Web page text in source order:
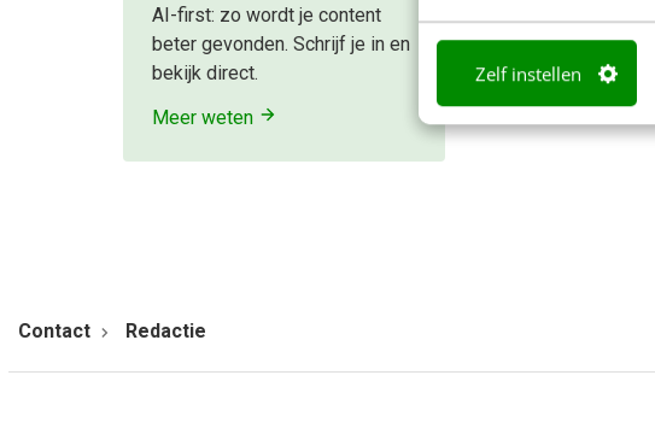
Zelf instellen
AI-first: zo wordt je content
beter gevonden. Schrijf je in en
bekijk direct.
Meer weten
Contact Redactie